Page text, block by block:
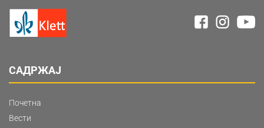
САДРЖАЈ
Почетна
Вести